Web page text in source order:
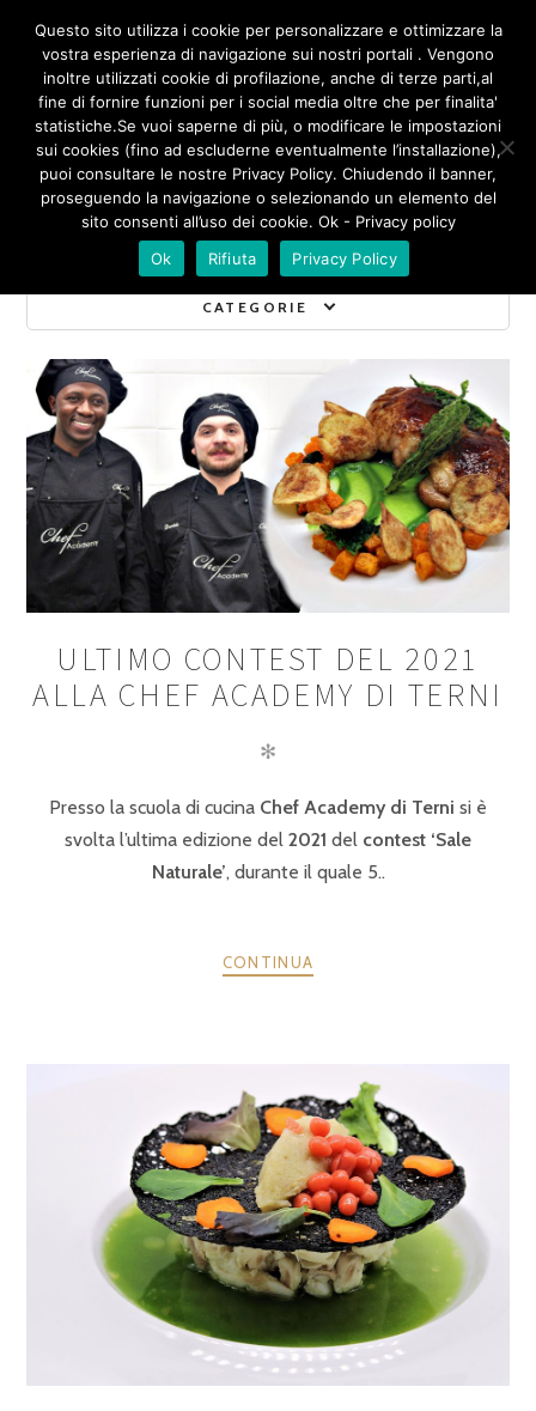
NEWS
CATEGORIE
ULTIMO CONTEST DEL 2021
ALLA CHEF ACADEMY DI TERNI
✻
Presso la scuola di cucina Chef Academy di Terni si è
svolta l’ultima edizione del 2021 del contest ‘Sale
Naturale’, durante il quale 5..
CONTINUA
Questo sito utilizza i cookie per personalizzare e ottimizzare la
vostra esperienza di navigazione sui nostri portali . Vengono
inoltre utilizzati cookie di profilazione, anche di terze parti,al
fine di fornire funzioni per i social media oltre che per finalita'
statistiche.Se vuoi saperne di più, o modificare le impostazioni
sui cookies (fino ad escluderne eventualmente l’installazione),
puoi consultare le nostre Privacy Policy. Chiudendo il banner,
proseguendo la navigazione o selezionando un elemento del
sito consenti all’uso dei cookie. Ok - Privacy policy
Ok
Rifiuta Privacy Policy